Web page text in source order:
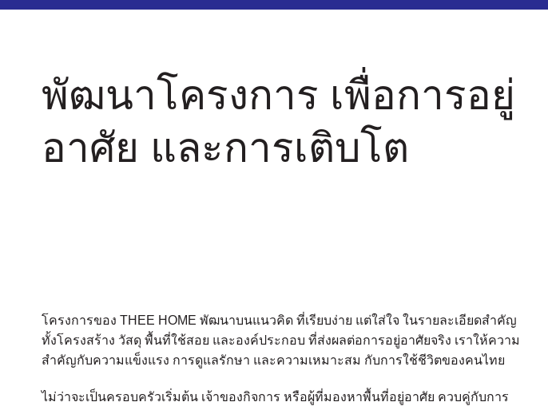
พัฒนาโครงการ เพื่อการอยู่
อาศัย และการเติบโต
โครงการของ THEE HOME พัฒนาบนแนวคิด ที่เรียบง่าย แต่ใส่ใจ ในรายละเอียดสำคัญ
ทั้งโครงสร้าง วัสดุ พื้นที่ใช้สอย และองค์ประกอบ ที่ส่งผลต่อการอยู่อาศัยจริง เราให้ความ
สำคัญกับความแข็งแรง การดูแลรักษา และความเหมาะสม กับการใช้ชีวิตของคนไทย
ไม่ว่าจะเป็นครอบครัวเริ่มต้น เจ้าของกิจการ หรือผู้ที่มองหาพื้นที่อยู่อาศัย ควบคู่กับการ